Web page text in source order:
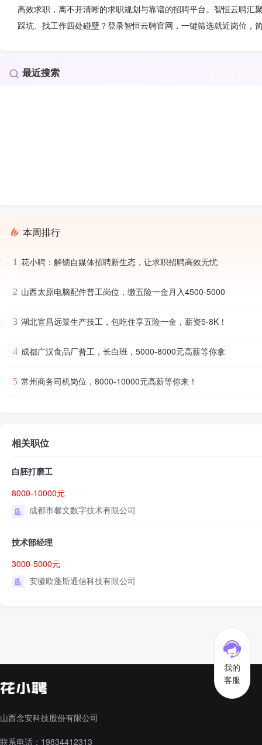
我的
客服
高效求职，离不开清晰的求职规划与靠谱的招聘平台。智恒云聘
踩坑、找工作四处碰壁？登录智恒云聘官网，一键筛选就近岗位
最近搜索
本周排行
1 花小聘：解锁自媒体招聘新生态，让求职招聘高效无忧
2 山西太原电脑配件普工岗位，缴五险一金月入4500-5000
3 湖北宜昌远景生产技工，包吃住享五险一金，薪资5-8K！
4 成都广汉食品厂普工，长白班，5000-8000元高薪等你拿
5 常州商务司机岗位，8000-10000元高薪等你来！
相关职位
白胚打磨工
8000-10000元
成都市馨文数字技术有限公司
技术部经理
3000-5000元
安徽欧蓬斯通信科技有限公司
山西念安科技股份有限公司
联系电话：19834412313